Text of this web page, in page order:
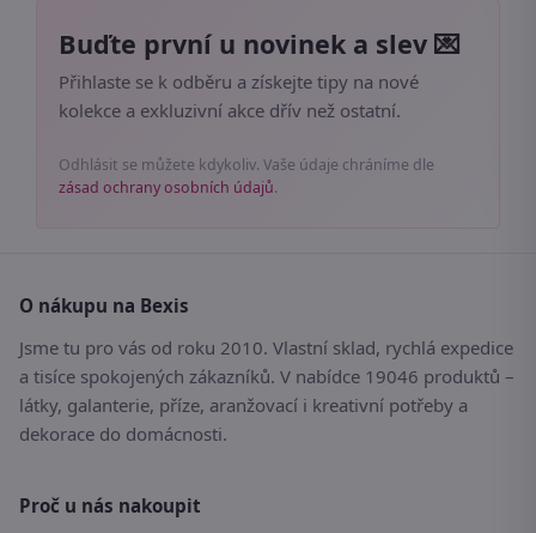
Buďte první u novinek a slev 💌
Přihlaste se k odběru a získejte tipy na nové
kolekce a exkluzivní akce dřív než ostatní.
Odhlásit se můžete kdykoliv. Vaše údaje chráníme dle
zásad ochrany osobních údajů.
O nákupu na Bexis
Jsme tu pro vás od roku 2010. Vlastní sklad, rychlá expedice
a tisíce spokojených zákazníků. V nabídce 19046 produktů –
látky, galanterie, příze, aranžovací i kreativní potřeby a
dekorace do domácnosti.
Proč u nás nakoupit